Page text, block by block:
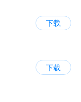
下载
下载